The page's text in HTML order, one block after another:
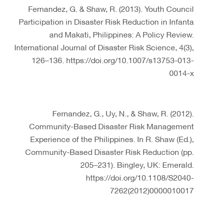
Fernandez, G. & Shaw, R. (2013). Youth Council
Participation in Disaster Risk Reduction in Infanta
and Makati, Philippines: A Policy Review.
International Journal of Disaster Risk Science, 4(3),
126–136. https://doi.org/10.1007/s13753-013-
0014-x
Fernandez, G., Uy, N., & Shaw, R. (2012).
Community-Based Disaster Risk Management
Experience of the Philippines. In R. Shaw (Ed.),
Community-Based Disaster Risk Reduction (pp.
205–231). Bingley, UK: Emerald.
https://doi.org/10.1108/S2040-
7262(2012)0000010017